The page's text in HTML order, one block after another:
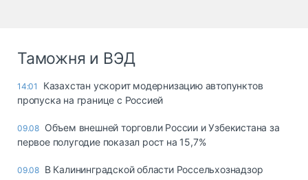
Таможня и ВЭД
14:01
Казахстан ускорит модернизацию автопунктов
пропуска на границе с Россией
09.08 Объем внешней торговли России и Узбекистана за
первое полугодие показал рост на 15,7%
09.08 В Калининградской области Россельхознадзор